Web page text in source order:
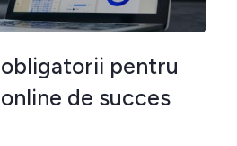
pentru
de succes